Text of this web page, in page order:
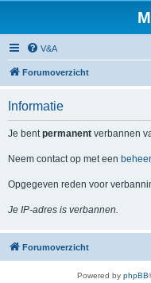
V&A
Forumoverzicht
Informatie
Je bentpermanent verbannen
Neem contact op met een
Opgegeven reden voor
Je IP-adres is verbannen.
Forumoverzicht
Powered by phpBB